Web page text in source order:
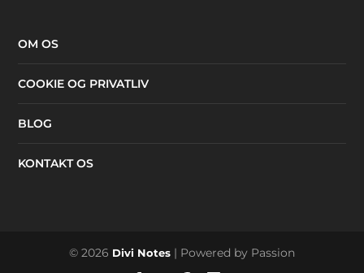
OM OS
COOKIE OG PRIVATLIV
BLOG
KONTAKT OS
© 2026 Divi Notes | Powered by Passion